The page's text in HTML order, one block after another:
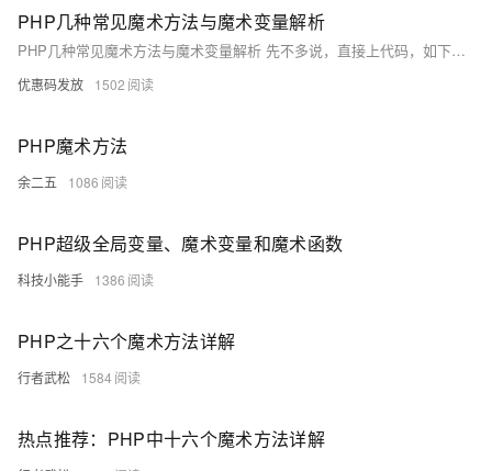
PHP几种常见魔术方法与魔术变量解析
PHP几种常见魔术方法与魔术变量解析 先不多说，直接上代码，如下： 1 class Demo 2 { 3 private $str = 'str'; 4 5 //实例化时自动加载function 6 public function __constru.
优惠码发放 1502
PHP魔术方法
余二五 1086
PHP超级全局变量、魔术变量和魔术函数
科技小能手 1386
PHP之十六个魔术方法详解
行者武松 1584
热点推荐：PHP中十六个魔术方法详解